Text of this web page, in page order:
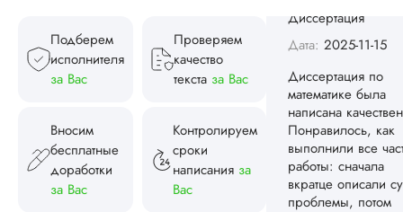
Подберем
исполнителя
за Вас
Проверяем
качество
текста за Вас
Вносим
бесплатные
доработки
за Вас
Контролируем
сроки
написания за
Вас
Читать полный
Спасибо!
ваши слова
Ответ от
Женя